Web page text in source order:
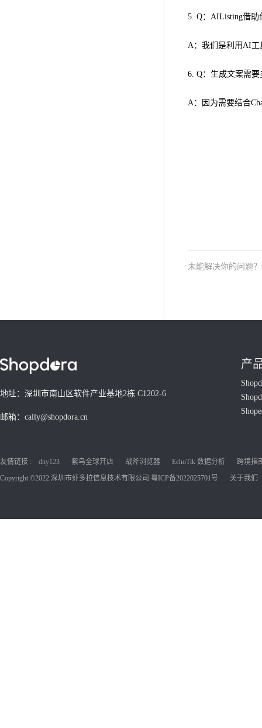
5. Q：AIListing借
A：我们是利用AI工
6. Q：生成文案需
A：因为需要结合
未能解决你的问题
地址：深圳市南山区软件产业基地2栋 C1202-6
邮箱：cally@shopdora.cn
产
友情链接 : dny123 紫鸟全球开店 战斧浏览器 EchoTik 数据分析
跨境指
Copyright ©2022 深圳市虾多拉信息技术有限公司 粤ICP备2022025701号 关于我们